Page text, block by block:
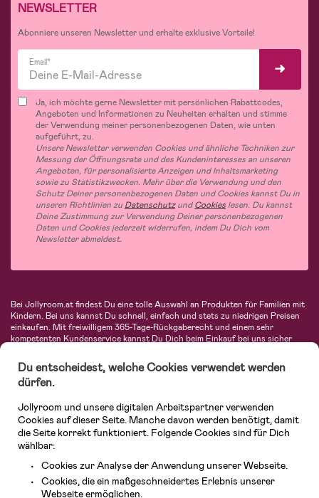
NEWSLETTER
Abonniere unseren Newsletter und erhalte exklusive Vorteile!
Email*
Ja, ich möchte gerne Newsletter mit persönlichen Rabattcodes,
Angeboten und Informationen zu Neuheiten erhalten und stimme
der Verwendung meiner personenbezogenen Daten, wie unten
aufgeführt, zu.
Unsere Newsletter verwenden Cookies und ähnliche Techniken zur
Messung der Öffnungsrate und des Kundeninteresses an unseren
Angeboten, für personalisierte Anzeigen und Inhaltsmarketing
sowie zu Statistikzwecken. Mehr über die Verwendung und den
Schutz Deiner personenbezogenen Daten und Cookies kannst Du in
unseren Richtlinien zu DatenschutzundCookies lesen. Du kannst
Deine Zustimmung zur Verwendung Deiner personenbezogenen
Daten und Cookies jederzeit widerrufen, indem Du Dich vom
Newsletter abmeldest.
Bei Jollyroom.at findest Du eine tolle Auswahl an Produkten für Familien mit
Kindern. Bei uns kannst Du schnell, einfach und stets zu niedrigen Preisen
einkaufen. Mit freiwilligem 365-Tage-Rückgaberecht und einem sehr
kompetenten Kundenservice kannst Du Dich beim Einkauf bei uns sicher
Autositze, Kinder- und Babymode, Produkte für Mütter und eine Menge
fantastischer Einrichtungsgegenstände, Spielsachen, Babyprodukte und
vieles mehr. Wir haben Produkte von bekannten Herstellern wie Britax, Maxi-
Avent, Jack Wolfskin, Cybex, LEGO und vielen mehr. Schau Dich um in
unserem vielfältigen Onlineshop für Kinder & Babys. Willkommen!
Du entscheidest, welche Cookies verwendet werden
dürfen.
Jollyroom und unsere digitalen Arbeitspartner verwenden
Cookies auf dieser Seite. Manche davon werden benötigt, damit
die Seite korrekt funktioniert. Folgende Cookies sind für Dich
wählbar:
Cookies zur Analyse der Anwendung unserer Webseite.
Cookies, die ein maßgeschneidertes Erlebnis unserer
Webseite ermöglichen.